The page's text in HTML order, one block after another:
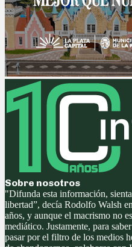
Sobre nosotros
"Difunda esta información,
libertad”, decía Rodolfo Walsh
años, y aunque el macrismo no
mediático. Justamente, para
pasar por el filtro de los medios